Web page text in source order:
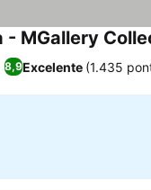
- MGallery
8,9Excelente (1.435